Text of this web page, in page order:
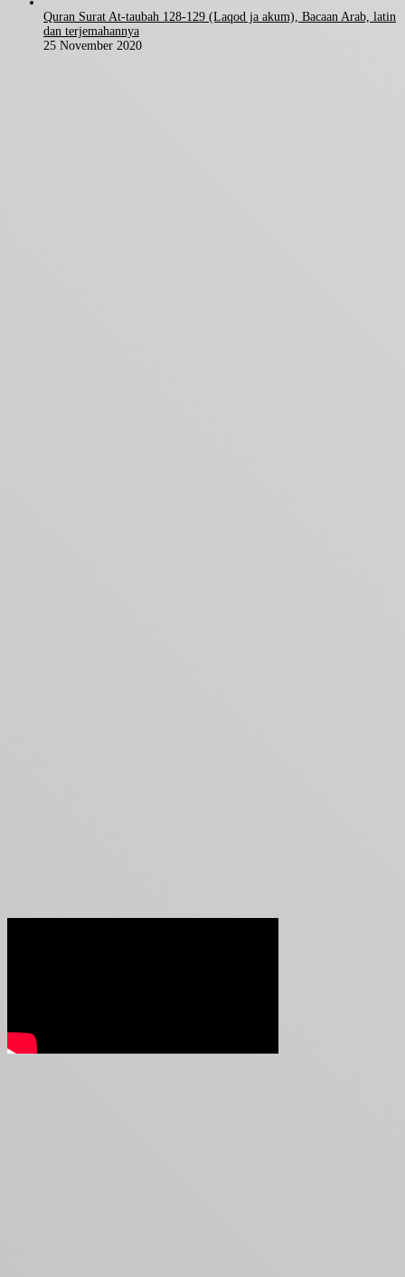
Quran Surat At-taubah 128-129 (Laqod ja akum), Bacaan Arab, latin
dan terjemahannya
25 November 2020